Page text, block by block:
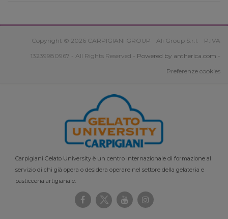
Copyright © 2026 CARPIGIANI GROUP - Ali Group S.r.l. - P.IVA
13239980967 - All Rights Reserved - Powered by antherica.com -
Preferenze cookies
Carpigiani Gelato University è un centro internazionale di formazione al
servizio di chi già opera o desidera operare nel settore della gelateria e
pasticceria artigianale.